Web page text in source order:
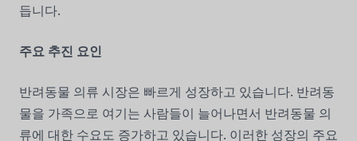
듭니다.
주요 추진 요인
반려동물 의류 시장은 빠르게 성장하고 있습니다. 반려동
물을 가족으로 여기는 사람들이 늘어나면서 반려동물 의
류에 대한 수요도 증가하고 있습니다. 이러한 성장의 주요